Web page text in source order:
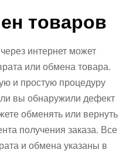
товаров
интернет может
или обмена товара.
и простую процедуру
вы обнаружили дефект
обменять или вернуть
получения заказа. Все
и обмена указаны в